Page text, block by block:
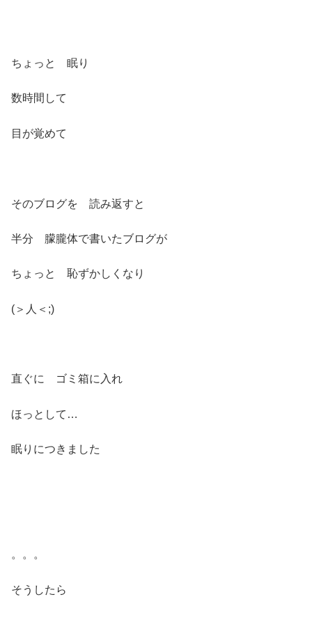
ちょっと 眠り
数時間して
目が覚めて
そのブログを 読み返すと
半分 朦朧体で書いたブログが
ちょっと 恥ずかしくなり
(＞人＜;)
直ぐに ゴミ箱に入れ
ほっとして…
眠りにつきました
。。。
そうしたら